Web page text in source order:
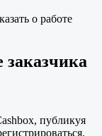
о работе
заказчика
публикуя